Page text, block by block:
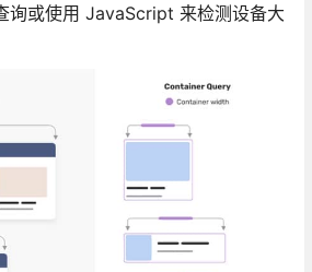
询或使用 JavaScript 来检测设备大